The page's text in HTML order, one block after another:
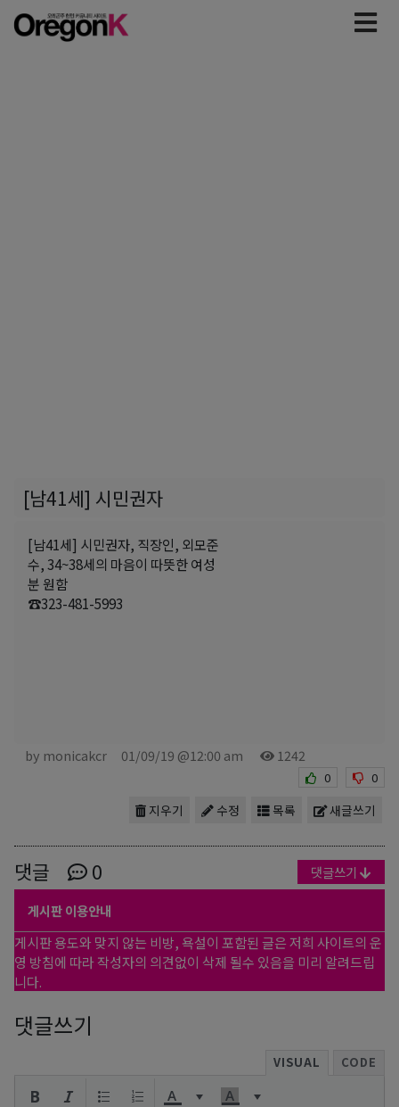
[남41세] 시민권자
[남41세] 시민권자, 직장인, 외모준
수, 34~38세의 마음이 따뜻한 여성
분 원함
☎323-481-5993
by monicakcr 01/09/19 @12:00 am 1242
0 0
새글쓰기
목록
수정
지우기
댓글 0 댓글쓰기
게시판 이용안내
게시판 용도와 맞지 않는 비방, 욕설이 포함된 글은 저희 사이트의 운
영 방침에 따라 작성자의 의견없이 삭제 될수 있음을 미리 알려드립
니다.
댓글쓰기
VISUAL CODE